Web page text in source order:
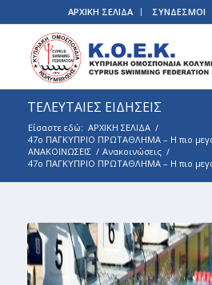
ΑΡΧΙΚΗ ΣΕΛΙΔΑ ΣΥΝΔΕΣΜΟΙ
ΤΕΛΕΥΤΑΙΕΣ ΕΙΔΗΣΕΙΣ
Είσαστε εδώ: ΑΡΧΙΚΗ ΣΕΛΙΔΑ /
47ο ΠΑΓΚΥΠΡΙΟ ΠΡΩΤΑΘΛΗΜΑ – Η πιο
ΑΝΑΚΟΙΝΩΣΕΙΣ / Ανακοινώσεις /
47ο ΠΑΓΚΥΠΡΙΟ ΠΡΩΤΑΘΛΗΜΑ – Η πιο